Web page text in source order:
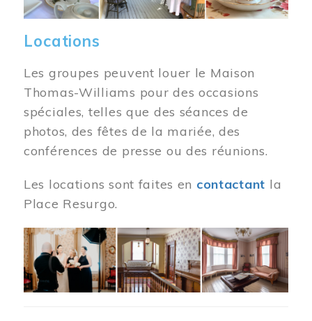
Locations
Les groupes peuvent louer le Maison
Thomas-Williams pour des occasions
spéciales, telles que des séances de
photos, des fêtes de la mariée, des
conférences de presse ou des réunions.
Les locations sont faites en contactant la
Place Resurgo.
Image